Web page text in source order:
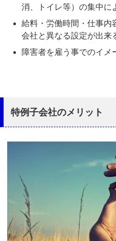
消、トイレ等）の集中に
給料・労働時間・仕事内
会社と異なる設定が出来
障害者を雇う事でのイメ
特例子会社のメリット